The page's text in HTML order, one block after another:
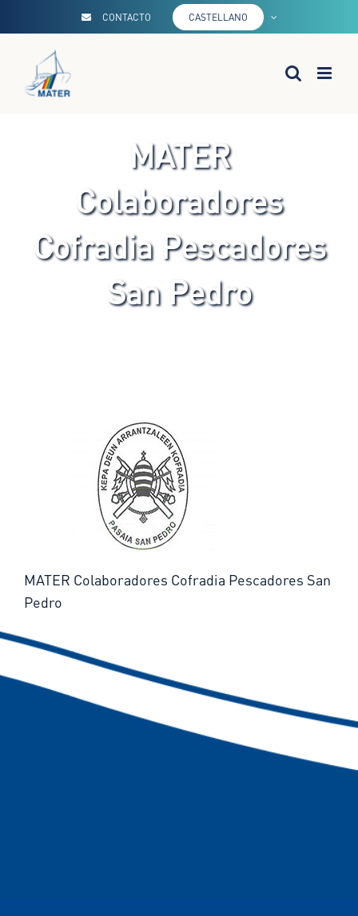
contenido
CONTACTO CASTELLANO
MATER
Colaboradores
Cofradia Pescadores
San Pedro
MATER Colaboradores Cofradia Pescadores San
Pedro